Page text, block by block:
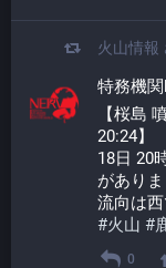
火山情報
特務機関
【桜島
20:24】
18日 20
があり
流向は西
#火山 #
0